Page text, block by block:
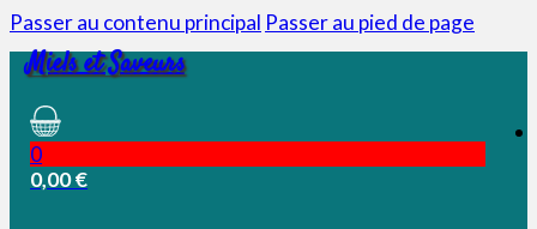
Passer au contenu principal Passer au pied de page
Miels et Saveurs
0
0,00€